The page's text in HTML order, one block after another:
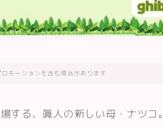
モーションを含む場合があります
する、眞人の新しい母・ナツコ。